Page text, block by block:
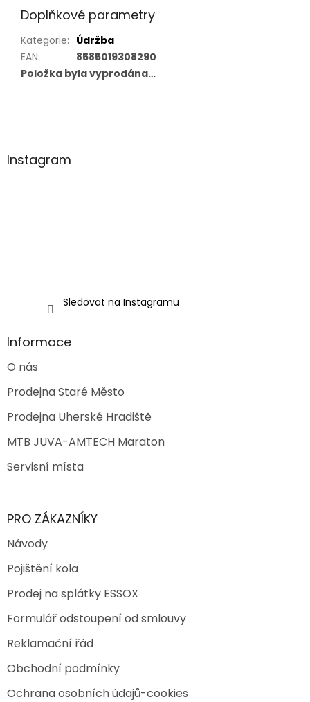
Doplňkové parametry
Kategorie: Údržba
EAN:
8585019308290
Položka byla vyprodána…
Z
aInstagram
Sledovat na Instagramu
Informace
O nás
Prodejna Staré Město
Prodejna Uherské Hradiště
MTB JUVA-AMTECH Maraton
Servisní místa
PRO ZÁKAZNÍKY
Návody
Pojištění kola
Prodej na splátky ESSOX
Formulář odstoupení od smlouvy
Reklamační řád
Obchodní podmínky
Ochrana osobních údajů-cookies